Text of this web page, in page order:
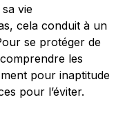
vie
cela conduit à un
se protéger de
les
pour inaptitude
pour l’éviter.